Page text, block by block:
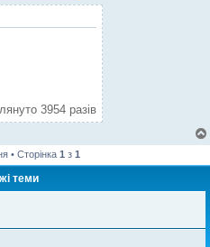
3954 разів
• Сторінка 1 з 1
теми